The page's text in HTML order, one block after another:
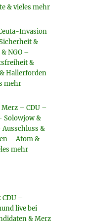
& vieles mehr
Invasion
&
NGO –
&
Hallerforden
mehr
– CDU –
Solowjow &
&
– Atom &
mehr
–
live bei
& Merz